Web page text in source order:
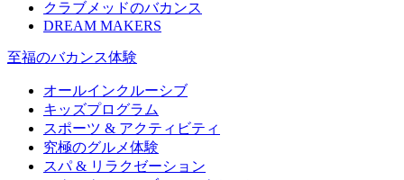
クラブメッドのバカンス
DREAM MAKERS
至福のバカンス体験
オールインクルーシブ
キッズプログラム
スポーツ & アクティビティ​
究極のグルメ体験
スパ & リラクゼーション